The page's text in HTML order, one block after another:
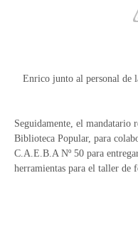
Enrico junto al personal de
Seguidamente, el mandatario
Biblioteca Popular, para
C.A.E.B.A Nº 50 para
herramientas para el taller de